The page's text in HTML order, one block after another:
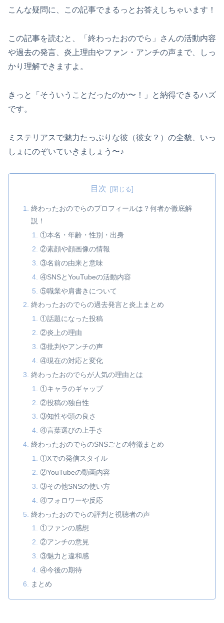
こんな疑問に、この記事でまるっとお答えしちゃいます！
この記事を読むと、「終わったおのでら」さんの活動内容
や過去の発言、炎上理由やファン・アンチの声まで、しっ
かり理解できますよ。
きっと「そういうことだったのか〜！」と納得できるハズ
です。
ミステリアスで魅力たっぷりな彼（彼女？）の全貌、いっ
しょにのぞいていきましょう〜♪
目次
終わったおのでらのプロフィールは？何者か徹底解
説！
①本名・年齢・性別・出身
②素顔や顔画像の情報
③名前の由来と意味
④SNSとYouTubeの活動内容
⑤職業や肩書きについて
終わったおのでらの過去発言と炎上まとめ
①話題になった投稿
②炎上の理由
③批判やアンチの声
④現在の対応と変化
終わったおのでらが人気の理由とは
①キャラのギャップ
②投稿の独自性
③知性や頭の良さ
④言葉選びの上手さ
終わったおのでらのSNSごとの特徴まとめ
①Xでの発信スタイル
②YouTubeの動画内容
③その他SNSの使い方
④フォロワーや反応
終わったおのでらの評判と視聴者の声
①ファンの感想
②アンチの意見
③魅力と違和感
④今後の期待
まとめ